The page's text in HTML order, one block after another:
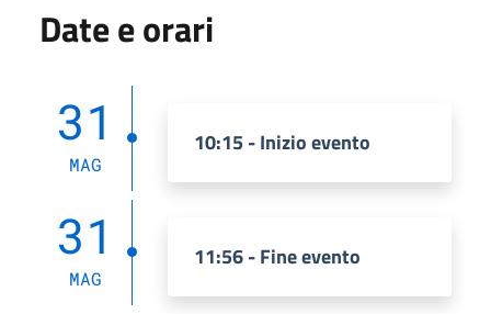
Date e orari
31
MAG
10:15 - Inizio evento
31
MAG
11:56 - Fine evento